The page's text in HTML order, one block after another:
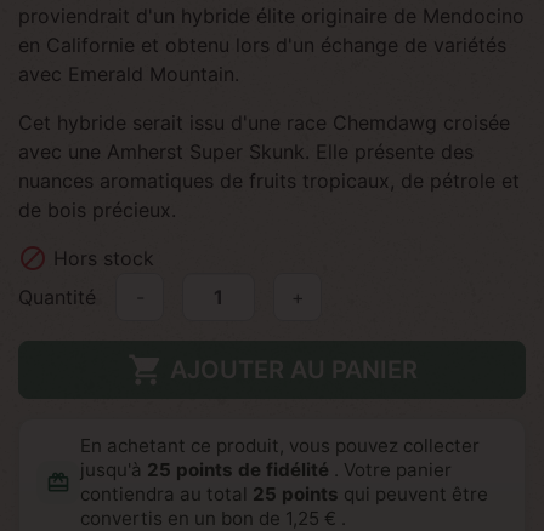
proviendrait d'un hybride élite originaire de Mendocino
en Californie et obtenu lors d'un échange de variétés
avec Emerald Mountain.
Cet hybride serait issu d'une race Chemdawg croisée
avec une Amherst Super Skunk. Elle présente des
nuances aromatiques de fruits tropicaux, de pétrole et
de bois précieux.
 Hors stock
Quantité
+
 AJOUTER AU PANIER
redeem
En achetant ce produit, vous pouvez collecter
jusqu'à 25 points de fidélité . Votre panier
contiendra au total 25 points qui peuvent être
convertis en un bon de 1,25 € .